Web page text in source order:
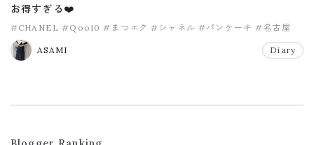
お得すぎる❤️
#CHANEL #Qoo10 #まつエク #シャネル #パンケーキ #名古屋
ASAMI Diary